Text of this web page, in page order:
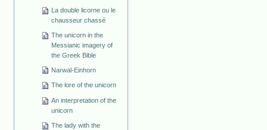
La double licorne ou le
chausseur chassé
The unicorn in the
Messianic imagery of
the Greek Bible
Narwal-Einhorn
The lore of the unicorn
An interpretation of the
unicorn
The lady with the